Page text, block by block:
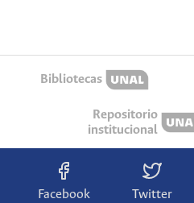
Bibliotecas
Repositorio
institucional
Facebook Twitter